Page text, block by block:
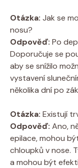
Otázka: Jak se
nosu?
Odpověď: Po
Doporučuje se
aby se snížilo
vystavení
několika dní po
Otázka: Existují
Odpověď: Ano,
epilace, mohou
chloupků v nose.
a mohou být